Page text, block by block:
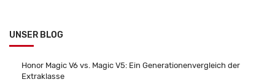
UNSER BLOG
Honor Magic V6 vs. Magic V5: Ein Generationenvergleich der
Extraklasse